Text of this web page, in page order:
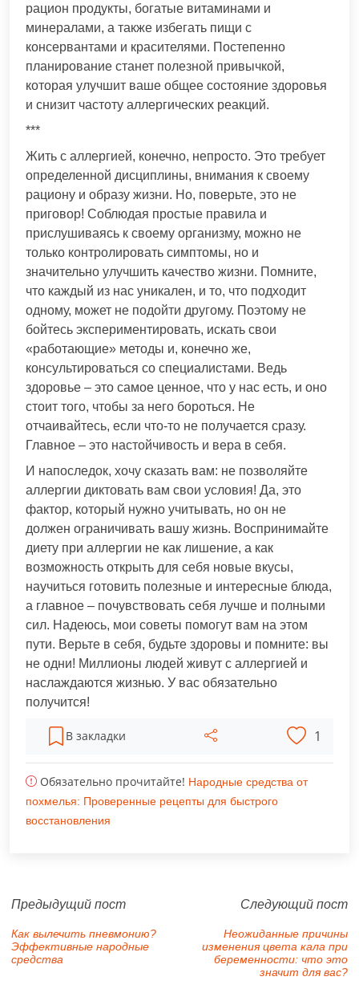
рацион продукты, богатые витаминами и
минералами, а также избегать пищи с
консервантами и красителями. Постепенно
планирование станет полезной привычкой,
которая улучшит ваше общее состояние здоровья
и снизит частоту аллергических реакций.
***
Жить с аллергией, конечно, непросто. Это требует
определенной дисциплины, внимания к своему
рациону и образу жизни. Но, поверьте, это не
приговор! Соблюдая простые правила и
прислушиваясь к своему организму, можно не
только контролировать симптомы, но и
значительно улучшить качество жизни. Помните,
что каждый из нас уникален, и то, что подходит
одному, может не подойти другому. Поэтому не
бойтесь экспериментировать, искать свои
«работающие» методы и, конечно же,
консультироваться со специалистами. Ведь
здоровье – это самое ценное, что у нас есть, и оно
стоит того, чтобы за него бороться. Не
отчаивайтесь, если что-то не получается сразу.
Главное – это настойчивость и вера в себя.
И напоследок, хочу сказать вам: не позволяйте
аллергии диктовать вам свои условия! Да, это
фактор, который нужно учитывать, но он не
должен ограничивать вашу жизнь. Воспринимайте
диету при аллергии не как лишение, а как
возможность открыть для себя новые вкусы,
научиться готовить полезные и интересные блюда,
а главное – почувствовать себя лучше и полными
сил. Надеюсь, мои советы помогут вам на этом
пути. Верьте в себя, будьте здоровы и помните: вы
не одни! Миллионы людей живут с аллергией и
наслаждаются жизнью. У вас обязательно
получится!
В закладки 1
Обязательно прочитайте! Народные средства от
похмелья: Проверенные рецепты для быстрого
восстановления
Предыдущий пост
Как вылечить пневмонию?
Эффективные народные
средства
Следующий пост
Неожиданные причины
изменения цвета кала при
беременности: что это
значит для вас?